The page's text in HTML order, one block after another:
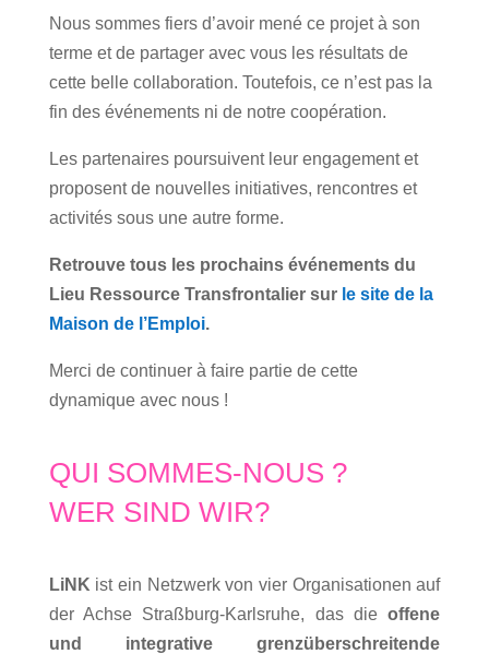
Nous sommes fiers d’avoir mené ce projet à son
terme et de partager avec vous les résultats de
cette belle collaboration. Toutefois, ce n’est pas la
fin des événements ni de notre coopération.
Les partenaires poursuivent leur engagement et
proposent de nouvelles initiatives, rencontres et
activités sous une autre forme.
Retrouve tous les prochains événements du
Lieu Ressource Transfrontalier sur le site de la
Maison de l’Emploi.
Merci de continuer à faire partie de cette
dynamique avec nous !
QUI SOMMES-NOUS ?
WER SIND WIR?
LiNK ist ein Netzwerk von vier Organisationen auf
der Achse Straßburg-Karlsruhe, das dieoffene
und integrative grenzüberschreitende